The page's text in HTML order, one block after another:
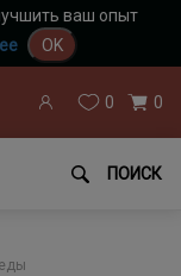
ваш опыт
OK
0 0
ПОИСК